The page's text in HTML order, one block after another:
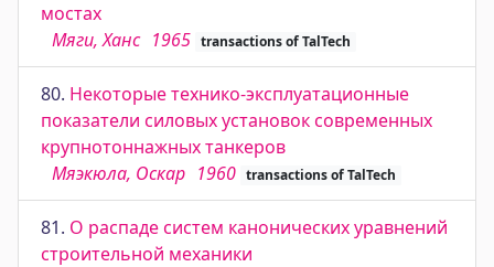
мостах
Мяги, Ханс 1965 transactions of TalTech
80. Некоторые технико-эксплуатационные
показатели силовых установок современных
крупнотоннажных танкеров
Мяэкюла, Оскар 1960 transactions of TalTech
81. О распаде систем канонических уравнений
строительной механики